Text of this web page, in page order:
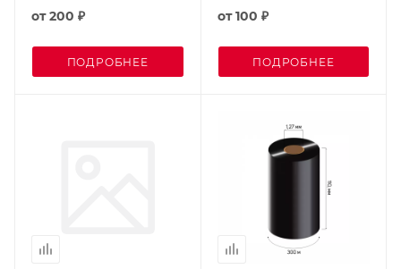
от200 ₽
ПОДРОБНЕЕ
от100 ₽
ПОДРОБНЕЕ